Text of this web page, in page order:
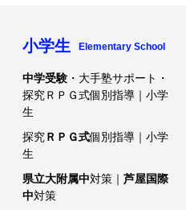
小学生 Elementary School
中学受験 ・大手塾サポート・
探究ＲＰＧ式個別指導｜小学
生
探究ＲＰＧ式個別指導｜小学
生
県立大附属中対策｜ 芦屋国際
中対策